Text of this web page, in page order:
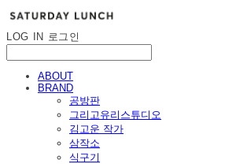
LOG IN 로그인
ABOUT
BRAND
공방판
그리고유리스튜디오
김고운 작가
삼작소
식구기